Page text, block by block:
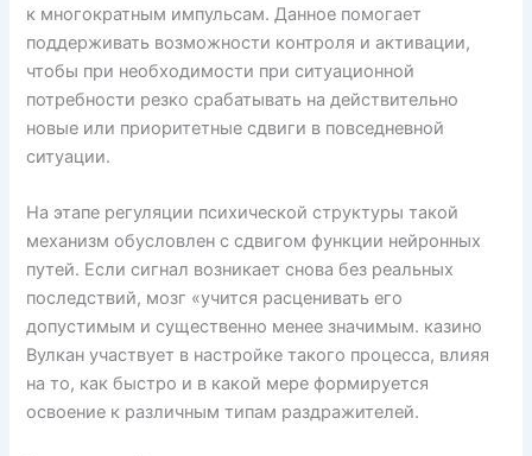
к многократным импульсам. Данное помогает
поддерживать возможности контроля и активации,
чтобы при необходимости при ситуационной
потребности резко срабатывать на действительно
новые или приоритетные сдвиги в повседневной
ситуации.
На этапе регуляции психической структуры такой
механизм обусловлен с сдвигом функции нейронных
путей. Если сигнал возникает снова без реальных
последствий, мозг «учится расценивать его
допустимым и существенно менее значимым. казино
Вулкан участвует в настройке такого процесса, влияя
на то, как быстро и в какой мере формируется
освоение к различным типам раздражителей.